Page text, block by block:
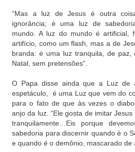
“Mas a luz de Jesus é outra
ignorância; é uma luz de
mundo. A luz do mundo é artificial,
artifício, como um flash, mas a de
branda: é uma luz tranquila, de
Natal, sem pretensões”.
O Papa disse ainda que a Luz de
espetáculo, é uma Luz que vem do
para o fato de que às vezes o
anjo da luz. “Ele gosta de imitar
tranquilamente…Eis porque
sabedoria para discernir quando é o
e quando é o demônio, mascarado de